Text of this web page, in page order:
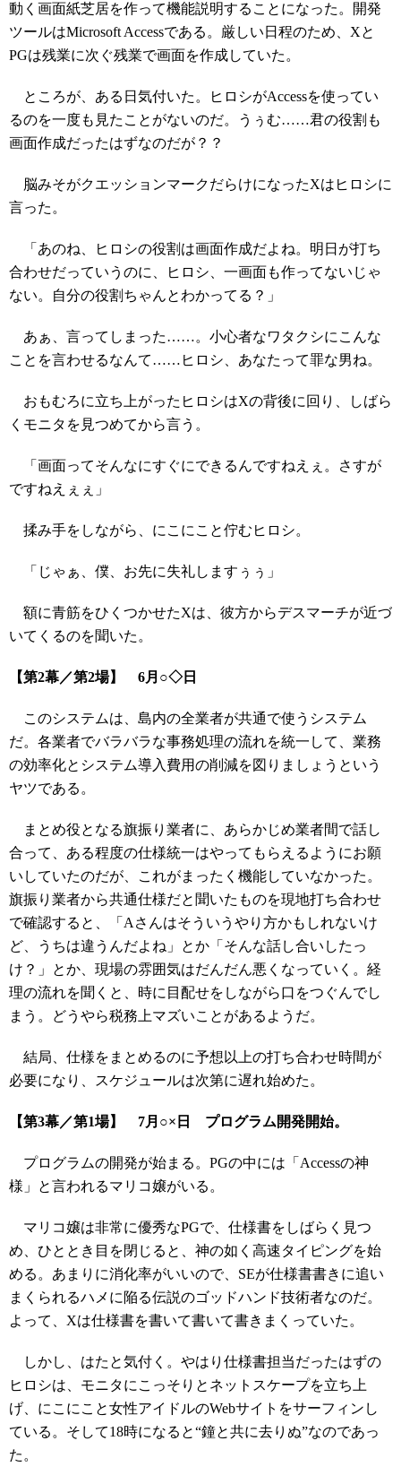
動く画面紙芝居を作って機能説明することになった。開発
ツールはMicrosoft Accessである。厳しい日程のため、Xと
PGは残業に次ぐ残業で画面を作成していた。
ところが、ある日気付いた。ヒロシがAccessを使ってい
るのを一度も見たことがないのだ。うぅむ……君の役割も
画面作成だったはずなのだが？？
脳みそがクエッションマークだらけになったXはヒロシに
言った。
「あのね、ヒロシの役割は画面作成だよね。明日が打ち
合わせだっていうのに、ヒロシ、一画面も作ってないじゃ
ない。自分の役割ちゃんとわかってる？」
あぁ、言ってしまった……。小心者なワタクシにこんな
ことを言わせるなんて……ヒロシ、あなたって罪な男ね。
おもむろに立ち上がったヒロシはXの背後に回り、しばら
くモニタを見つめてから言う。
「画面ってそんなにすぐにできるんですねえぇ。さすが
ですねえぇぇ」
揉み手をしながら、にこにこと佇むヒロシ。
「じゃぁ、僕、お先に失礼しますぅぅ」
額に青筋をひくつかせたXは、彼方からデスマーチが近づ
いてくるのを聞いた。
【第2幕／第2場】 6月○◇日
このシステムは、島内の全業者が共通で使うシステム
だ。各業者でバラバラな事務処理の流れを統一して、業務
の効率化とシステム導入費用の削減を図りましょうという
ヤツである。
まとめ役となる旗振り業者に、あらかじめ業者間で話し
合って、ある程度の仕様統一はやってもらえるようにお願
いしていたのだが、これがまったく機能していなかった。
旗振り業者から共通仕様だと聞いたものを現地打ち合わせ
で確認すると、「Aさんはそういうやり方かもしれないけ
ど、うちは違うんだよね」とか「そんな話し合いしたっ
け？」とか、現場の雰囲気はだんだん悪くなっていく。経
理の流れを聞くと、時に目配せをしながら口をつぐんでし
まう。どうやら税務上マズいことがあるようだ。
結局、仕様をまとめるのに予想以上の打ち合わせ時間が
必要になり、スケジュールは次第に遅れ始めた。
【第3幕／第1場】 7月○×日 プログラム開発開始。
プログラムの開発が始まる。PGの中には「Accessの神
様」と言われるマリコ嬢がいる。
マリコ嬢は非常に優秀なPGで、仕様書をしばらく見つ
め、ひととき目を閉じると、神の如く高速タイピングを始
める。あまりに消化率がいいので、SEが仕様書書きに追い
まくられるハメに陥る伝説のゴッドハンド技術者なのだ。
よって、Xは仕様書を書いて書いて書きまくっていた。
しかし、はたと気付く。やはり仕様書担当だったはずの
ヒロシは、モニタにこっそりとネットスケープを立ち上
げ、にこにこと女性アイドルのWebサイトをサーフィンし
ている。そして18時になると“鐘と共に去りぬ”なのであっ
た。